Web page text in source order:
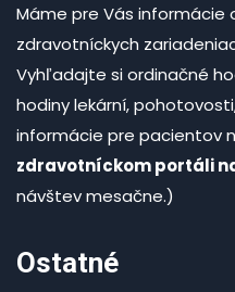
Máme pre Vás informácie
zdravotníckych
Vyhľadajte si ordinačné
hodiny lekární,
informácie pre pacientov
zdravotníckom portáli
návštev mesačne.)
Ostatné